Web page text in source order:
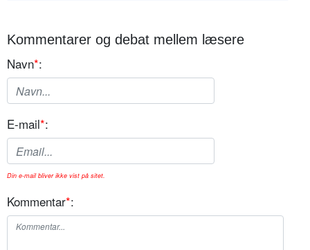
Kommentarer og debat mellem læsere
Navn*:
E-mail*:
Din e-mail bliver ikke vist på sitet.
Kommentar*: